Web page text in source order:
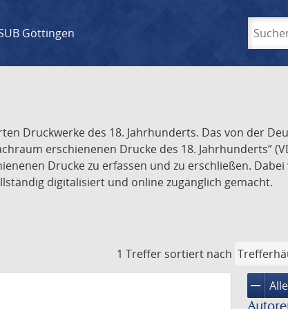
Göttingen
Druckwerke des 18. Jahrhunderts. Das von der
erschienenen Drucke des 18. Jahrhunderts”
Drucke zu erfassen und zu erschließen.
digitalisiert und online zugänglich gemacht.
1 Treffer sortiert nach
remove